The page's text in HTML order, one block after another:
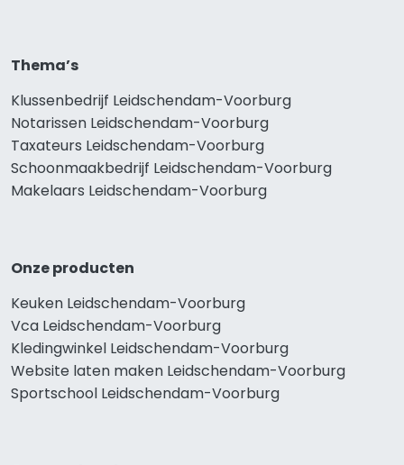
Thema’s
Klussenbedrijf Leidschendam-Voorburg
Notarissen Leidschendam-Voorburg
Taxateurs Leidschendam-Voorburg
Schoonmaakbedrijf Leidschendam-Voorburg
Makelaars Leidschendam-Voorburg
Onze producten
Keuken Leidschendam-Voorburg
Vca Leidschendam-Voorburg
Kledingwinkel Leidschendam-Voorburg
Website laten maken Leidschendam-Voorburg
Sportschool Leidschendam-Voorburg